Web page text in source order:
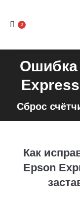
0
Ошибка
Сброс
Как
Epson